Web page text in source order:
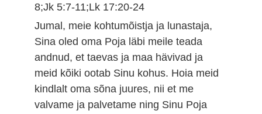
8;Jk 5:7-11;Lk 17:20-24
Jumal, meie kohtumõistja ja lunastaja,
Sina oled oma Poja läbi meile teada
andnud, et taevas ja maa hävivad ja
meid kõiki ootab Sinu kohus. Hoia meid
kindlalt oma sõna juures, nii et me
valvame ja palvetame ning Sinu Poja